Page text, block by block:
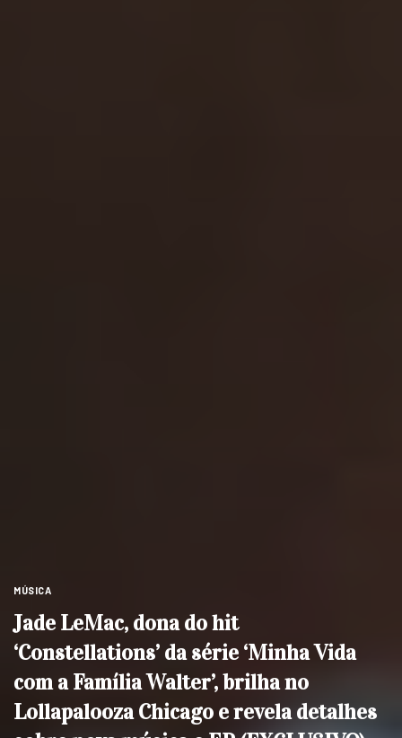
MÚSICA
Jade LeMac, dona do hit
‘Constellations’ da série ‘Minha Vida
com a Família Walter’, brilha no
Lollapalooza Chicago e revela detalhes